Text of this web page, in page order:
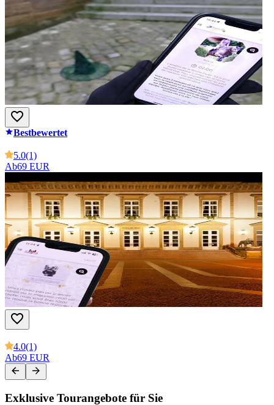
Bestbewertet
5.0(1)
Ab69 EUR
4.0(1)
Ab69 EUR
Exklusive Tourangebote für Sie